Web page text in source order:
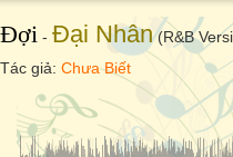
Đợi - Đại Nhân(R&B
Tác giả: Chưa Biết